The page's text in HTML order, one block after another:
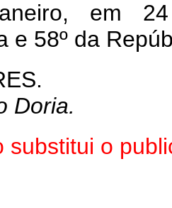
em
e 58º da
Doria.
substitui o